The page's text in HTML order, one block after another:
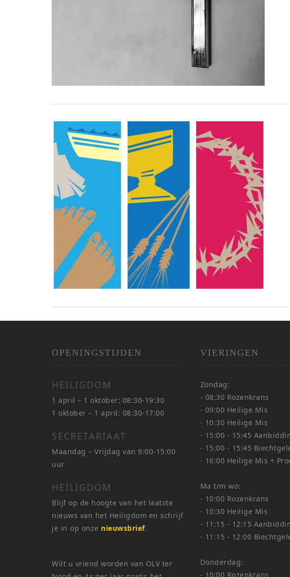
OPENINGSTIJDEN
HEILIGDOM
1 april – 1 oktober: 08:30-19:30
1 oktober – 1 april: 08:30-17:00
SECRETARIAAT
Maandag – Vrijdag van 9:00-15:00
uur
HEILIGDOM
Blijf op de hoogte van het laatste
nieuws van het Heiligdom en schrijf
je in op onze nieuwsbrief.
Wilt u vriend worden van OLV ter
VIERINGEN
Zondag:
- 08:30 Rozenkrans
- 09:00 Heilige Mis
- 10:30 Heilige Mis
- 15:00 - 15:45
- 15:00 - 15:45
- 16:00 Heilige Mis +
Ma t/m wo:
- 10:00 Rozenkrans
- 10:30 Heilige Mis
- 11:15 - 12:15
- 11:15 - 12:00
Donderdag:
- 10:00 Rozenkrans